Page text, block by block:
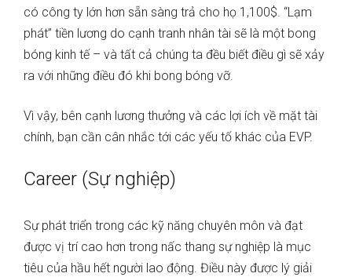
có công ty lớn hơn sẵn sàng trả cho họ 1,100$. “Lạm
phát” tiền lương do cạnh tranh nhân tài sẽ là một bong
bóng kinh tế – và tất cả chúng ta đều biết điều gì sẽ xảy
ra với những điều đó khi bong bóng vỡ.
Vì vậy, bên cạnh lương thưởng và các lợi ích về mặt tài
chính, bạn cần cân nhắc tới các yếu tố khác của EVP.
Career (Sự nghiệp)
Sự phát triển trong các kỹ năng chuyên môn và đạt
được vị trí cao hơn trong nấc thang sự nghiệp là mục
tiêu của hầu hết người lao động. Điều này được lý giải